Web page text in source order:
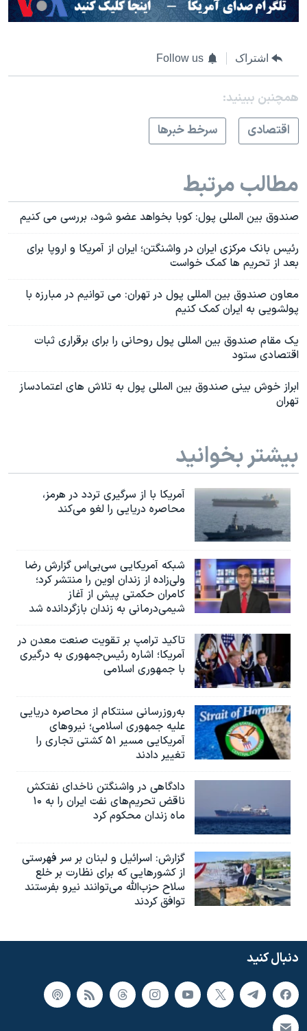
اشتراک Follow us
همچنبن ببینید:
اقتصادی
سرخط خبرها
مطالب مرتبط
صندوق بین المللی پول: کوبا بخواهد عضو شود، بررسی می کنیم
رئیس بانک مرکزی ایران در واشنگتن؛ ایران از آمریکا و اروپا برای
بعد از تحریم ها کمک خواست
معاون صندوق بین المللی پول در تهران: می توانیم در مبارزه با
پولشویی به ایران کمک کنیم
یک مقام صندوق بین المللی پول روحانی را برای برقراری ثبات
اقتصادی ستود
ابراز خوش بینی صندوق بین المللی پول به تلاش های اعتمادساز
تهران
بیشتر بخوانید
آمریکا با از سرگیری تردد در هرمز،
محاصره دریایی را لغو می‌کند
شبکه آمریکایی سی‌بی‌‌اس گزارش رضا
ولی‌زاده از زندان اوین را منتشر کرد؛
کامران حکمتی پیش از آغاز
شیمی‌درمانی به زندان بازگردانده شد
تاکید ترامپ بر تقویت صنعت معدن در
آمریکا؛ اشاره رئیس‌جمهوری به درگیری
با جمهوری اسلامی
به‌روزرسانی سنتکام از محاصره دریایی
علیه جمهوری اسلامی؛ نیروهای
آمریکایی مسیر ۵۱ کشتی تجاری را
تغییر دادند
دادگاهی در واشنگتن ناخدای نفتکش
ناقض تحریم‌های نفت ایران را به ۱۰
ماه زندان محکوم کرد
گزارش‌: اسرائيل و لبنان بر سر فهرستی
از کشورهایی که برای نظارت بر خلع
سلاح حزب‌الله می‌توانند نیرو بفرستند
توافق کردند
دنبال کنید